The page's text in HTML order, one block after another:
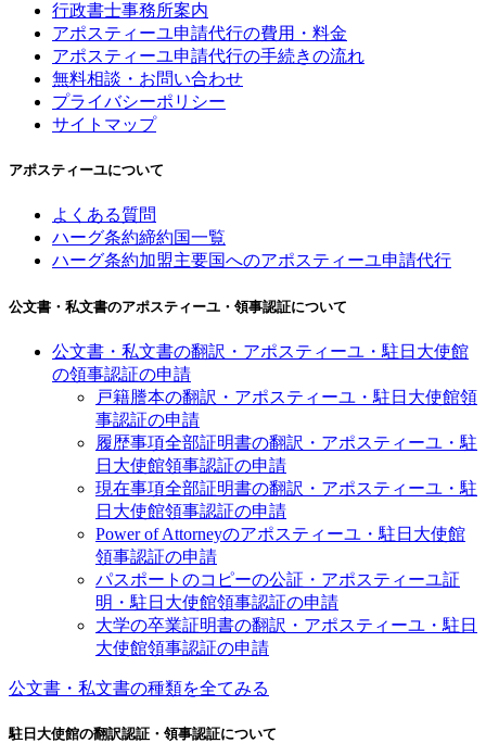
行政書士事務所案内
アポスティーユ申請代行の費用・料金
アポスティーユ申請代行の手続きの流れ
無料相談・お問い合わせ
プライバシーポリシー
サイトマップ
アポスティーユについて
よくある質問
ハーグ条約締約国一覧
ハーグ条約加盟主要国へのアポスティーユ申請代行
公文書・私文書のアポスティーユ・領事認証について
公文書・私文書の翻訳・アポスティーユ・駐日大使館
の領事認証の申請
戸籍謄本の翻訳・アポスティーユ・駐日大使館領
事認証の申請
履歴事項全部証明書の翻訳・アポスティーユ・駐
日大使館領事認証の申請
現在事項全部証明書の翻訳・アポスティーユ・駐
日大使館領事認証の申請
Power of Attorneyのアポスティーユ・駐日大使館
領事認証の申請
パスポートのコピーの公証・アポスティーユ証
明・駐日大使館領事認証の申請
大学の卒業証明書の翻訳・アポスティーユ・駐日
大使館領事認証の申請
公文書・私文書の種類を全てみる
駐日大使館の翻訳認証・領事認証について